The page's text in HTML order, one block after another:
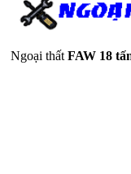
Ngoại thất FAW 18